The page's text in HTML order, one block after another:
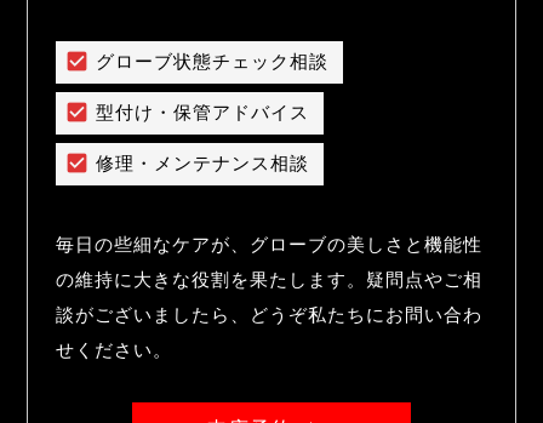
グローブ状態チェック相談
型付け・保管アドバイス
修理・メンテナンス相談
毎日の些細なケアが、グローブの美しさと機能性
の維持に大きな役割を果たします。疑問点やご相
談がございましたら、どうぞ私たちにお問い合わ
せください。